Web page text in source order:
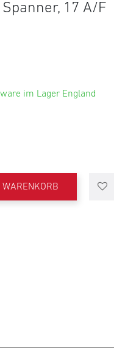
17 A/F
im Lager England
WARENKORB